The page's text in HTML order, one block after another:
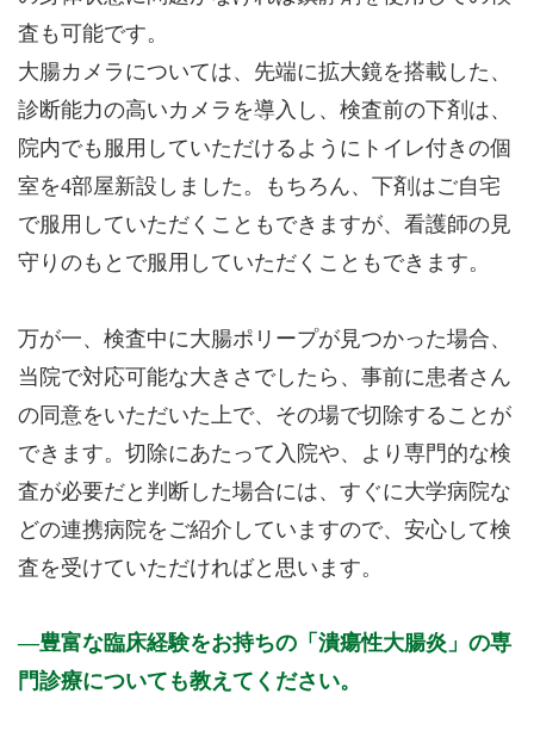
査も可能です。
大腸カメラについては、先端に拡大鏡を搭載した、
診断能力の高いカメラを導入し、検査前の下剤は、
院内でも服用していただけるようにトイレ付きの個
室を4部屋新設しました。もちろん、下剤はご自宅
で服用していただくこともできますが、看護師の見
守りのもとで服用していただくこともできます。
万が一、検査中に大腸ポリープが見つかった場合、
当院で対応可能な大きさでしたら、事前に患者さん
の同意をいただいた上で、その場で切除することが
できます。切除にあたって入院や、より専門的な検
査が必要だと判断した場合には、すぐに大学病院な
どの連携病院をご紹介していますので、安心して検
査を受けていただければと思います。
豊富な臨床経験をお持ちの「潰瘍性大腸炎」の専
門診療についても教えてください。